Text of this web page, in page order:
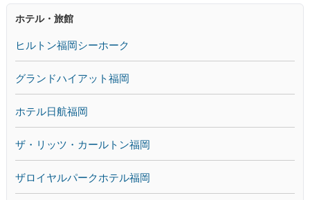
ホテル・旅館
ヒルトン福岡シーホーク
グランドハイアット福岡
ホテル日航福岡
ザ・リッツ・カールトン福岡
ザロイヤルパークホテル福岡